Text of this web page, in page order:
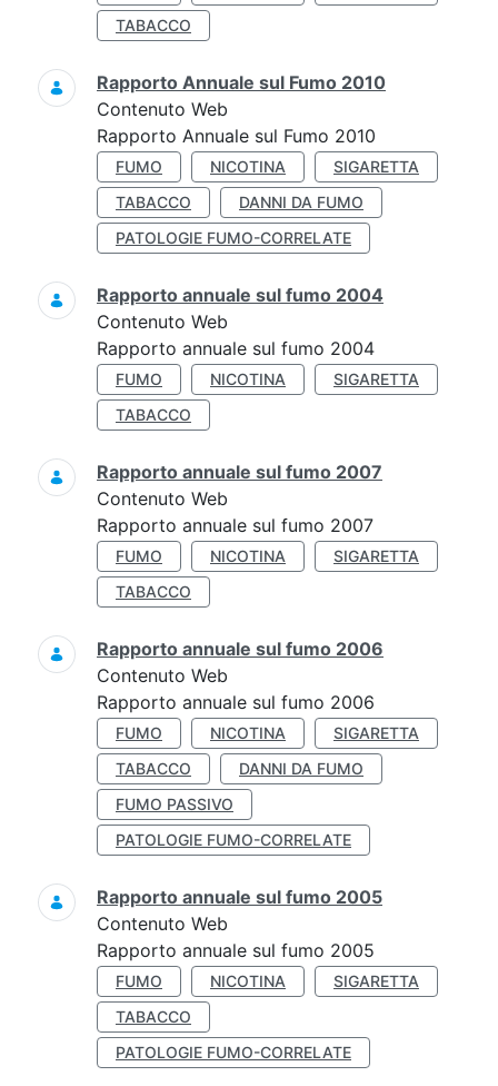
TABACCO
Rapporto Annuale sul Fumo 2010
Contenuto Web
Rapporto Annuale sul Fumo 2010
FUMO NICOTINA
SIGARETTA
TABACCO
DANNI DA FUMO
PATOLOGIE FUMO-CORRELATE
Rapporto annuale sul fumo 2004
Contenuto Web
Rapporto annuale sul fumo 2004
FUMO NICOTINA
SIGARETTA
TABACCO
Rapporto annuale sul fumo 2007
Contenuto Web
Rapporto annuale sul fumo 2007
FUMO NICOTINA
SIGARETTA
TABACCO
Rapporto annuale sul fumo 2006
Contenuto Web
Rapporto annuale sul fumo 2006
FUMO NICOTINA
SIGARETTA
TABACCO
DANNI DA FUMO
FUMO PASSIVO
PATOLOGIE FUMO-CORRELATE
Rapporto annuale sul fumo 2005
Contenuto Web
Rapporto annuale sul fumo 2005
FUMO NICOTINA
SIGARETTA
TABACCO
PATOLOGIE FUMO-CORRELATE